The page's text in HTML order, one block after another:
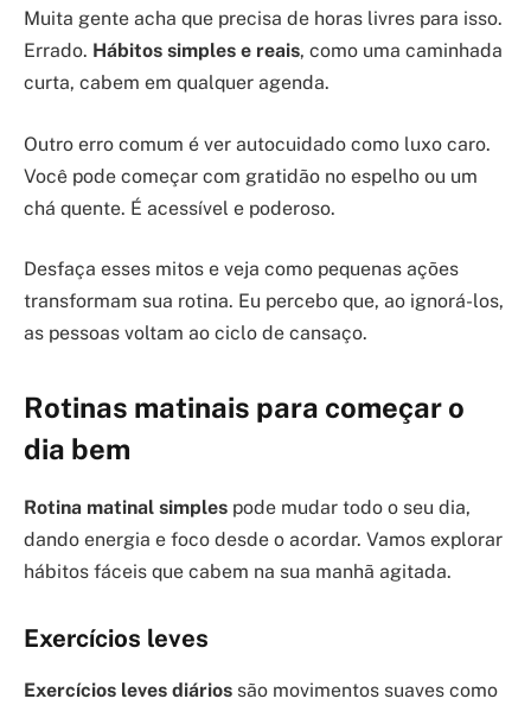
Muita gente acha que precisa de horas livres para isso.
Errado. Hábitos simples e reais, como uma caminhada
curta, cabem em qualquer agenda.
Outro erro comum é ver autocuidado como luxo caro.
Você pode começar com gratidão no espelho ou um
chá quente. É acessível e poderoso.
Desfaça esses mitos e veja como pequenas ações
transformam sua rotina. Eu percebo que, ao ignorá-los,
as pessoas voltam ao ciclo de cansaço.
Rotinas matinais para começar o
dia bem
Rotina matinal simples pode mudar todo o seu dia,
dando energia e foco desde o acordar. Vamos explorar
hábitos fáceis que cabem na sua manhã agitada.
Exercícios leves
Exercícios leves diários são movimentos suaves como